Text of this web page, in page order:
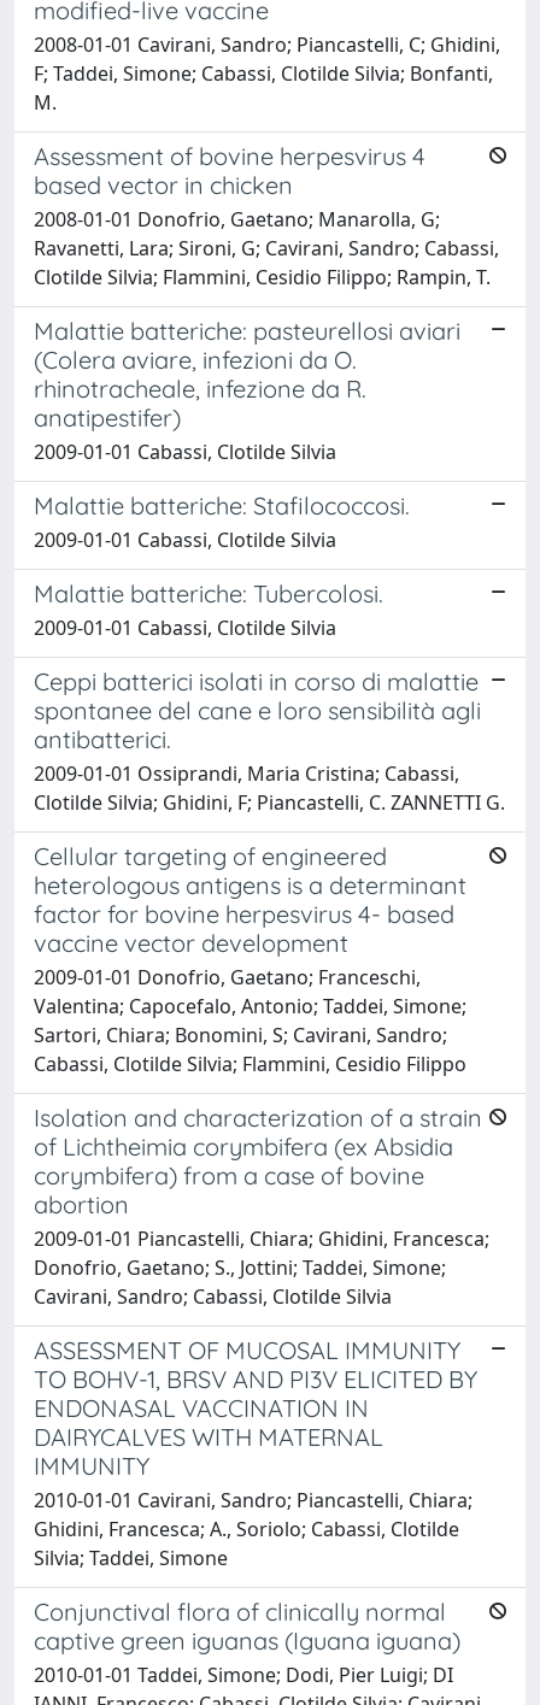
modified-live vaccine
2008-01-01 Cavirani, Sandro; Piancastelli, C; Ghidini,
F; Taddei, Simone; Cabassi, Clotilde Silvia; Bonfanti,
M.
Assessment of bovine herpesvirus 4
based vector in chicken
2008-01-01 Donofrio, Gaetano; Manarolla, G;
Ravanetti, Lara; Sironi, G; Cavirani, Sandro; Cabassi,
Clotilde Silvia; Flammini, Cesidio Filippo; Rampin, T.
Malattie batteriche: pasteurellosi aviari
(Colera aviare, infezioni da O.
rhinotracheale, infezione da R.
anatipestifer)
2009-01-01 Cabassi, Clotilde Silvia
Malattie batteriche: Stafilococcosi.
2009-01-01 Cabassi, Clotilde Silvia
Malattie batteriche: Tubercolosi.
2009-01-01 Cabassi, Clotilde Silvia
Ceppi batterici isolati in corso di malattie
spontanee del cane e loro sensibilità agli
antibatterici.
2009-01-01 Ossiprandi, Maria Cristina; Cabassi,
Clotilde Silvia; Ghidini, F; Piancastelli, C. ZANNETTI G.
Cellular targeting of engineered
heterologous antigens is a determinant
factor for bovine herpesvirus 4- based
vaccine vector development
2009-01-01 Donofrio, Gaetano; Franceschi,
Valentina; Capocefalo, Antonio; Taddei, Simone;
Sartori, Chiara; Bonomini, S; Cavirani, Sandro;
Cabassi, Clotilde Silvia; Flammini, Cesidio Filippo
Isolation and characterization of a strain
of Lichtheimia corymbifera (ex Absidia
corymbifera) from a case of bovine
abortion
2009-01-01 Piancastelli, Chiara; Ghidini, Francesca;
Donofrio, Gaetano; S., Jottini; Taddei, Simone;
Cavirani, Sandro; Cabassi, Clotilde Silvia
ASSESSMENT OF MUCOSAL IMMUNITY
TO BOHV-1, BRSV AND PI3V ELICITED BY
ENDONASAL VACCINATION IN
DAIRYCALVES WITH MATERNAL
IMMUNITY
2010-01-01 Cavirani, Sandro; Piancastelli, Chiara;
Ghidini, Francesca; A., Soriolo; Cabassi, Clotilde
Silvia; Taddei, Simone
Conjunctival flora of clinically normal
captive green iguanas (Iguana iguana)
2010-01-01 Taddei, Simone; Dodi, Pier Luigi; DI